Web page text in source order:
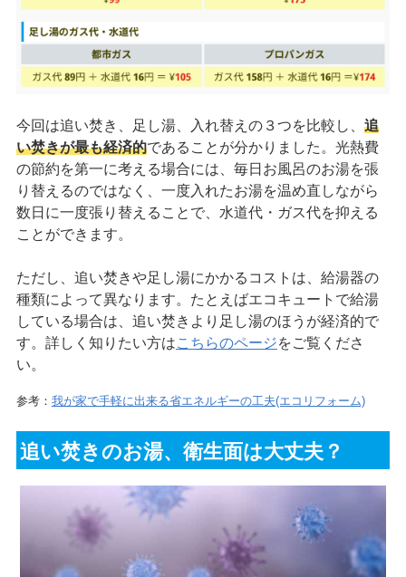
今回は追い焚き、足し湯、入れ替えの３つを比較し、 追
い焚きが最も経済的であることが分かりました。光熱費
の節約を第一に考える場合には、毎日お風呂のお湯を張
り替えるのではなく、一度入れたお湯を温め直しながら
数日に一度張り替えることで、水道代・ガス代を抑える
ことができます。
ただし、追い焚きや足し湯にかかるコストは、給湯器の
種類によって異なります。たとえばエコキュートで給湯
している場合は、追い焚きより足し湯のほうが経済的で
す。詳しく知りたい方はこちらのページをご覧くださ
い。
参考： 我が家で手軽に出来る省エネルギーの工夫(エコリフォーム)
追い焚きのお湯、衛生面は大丈夫？